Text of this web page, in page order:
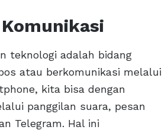
teknologi adalah bidang
atau berkomunikasi melalui
kita bisa dengan
panggilan suara, pesan
Telegram. Hal ini